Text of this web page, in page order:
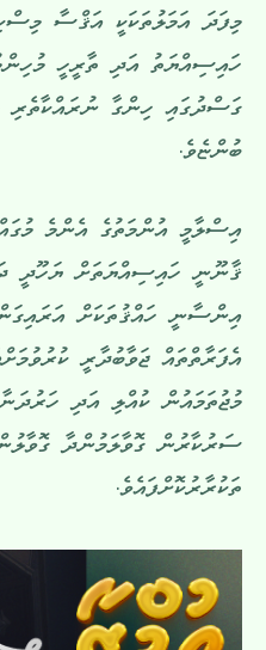
މިފަދަ އަމަލުތަކަކީ އަޤްސާ
ހައިސިއްޔަތު އަދި ތާރީހީ
ގަސްދުގައި ހިންގާ ނުރައްކާތެރި
ބުންޏެވެ.
އިސްލާމީ އުންމަތުގެ އެންމެ
ޤާނޫނީ ހައިސިއްޔަތަށް ޔަހޫދީ
އިންސާނީ ހައްޤުތަކަށް
އެފަރާތްތައް ޖަވާބުދާރީ
މުޖުތަމައުން ކުއްލި އަދި
ސަރުކާރުން ގޮވާލަމުންދާ
ތަކުރާރުކޮށްފައެވެ.